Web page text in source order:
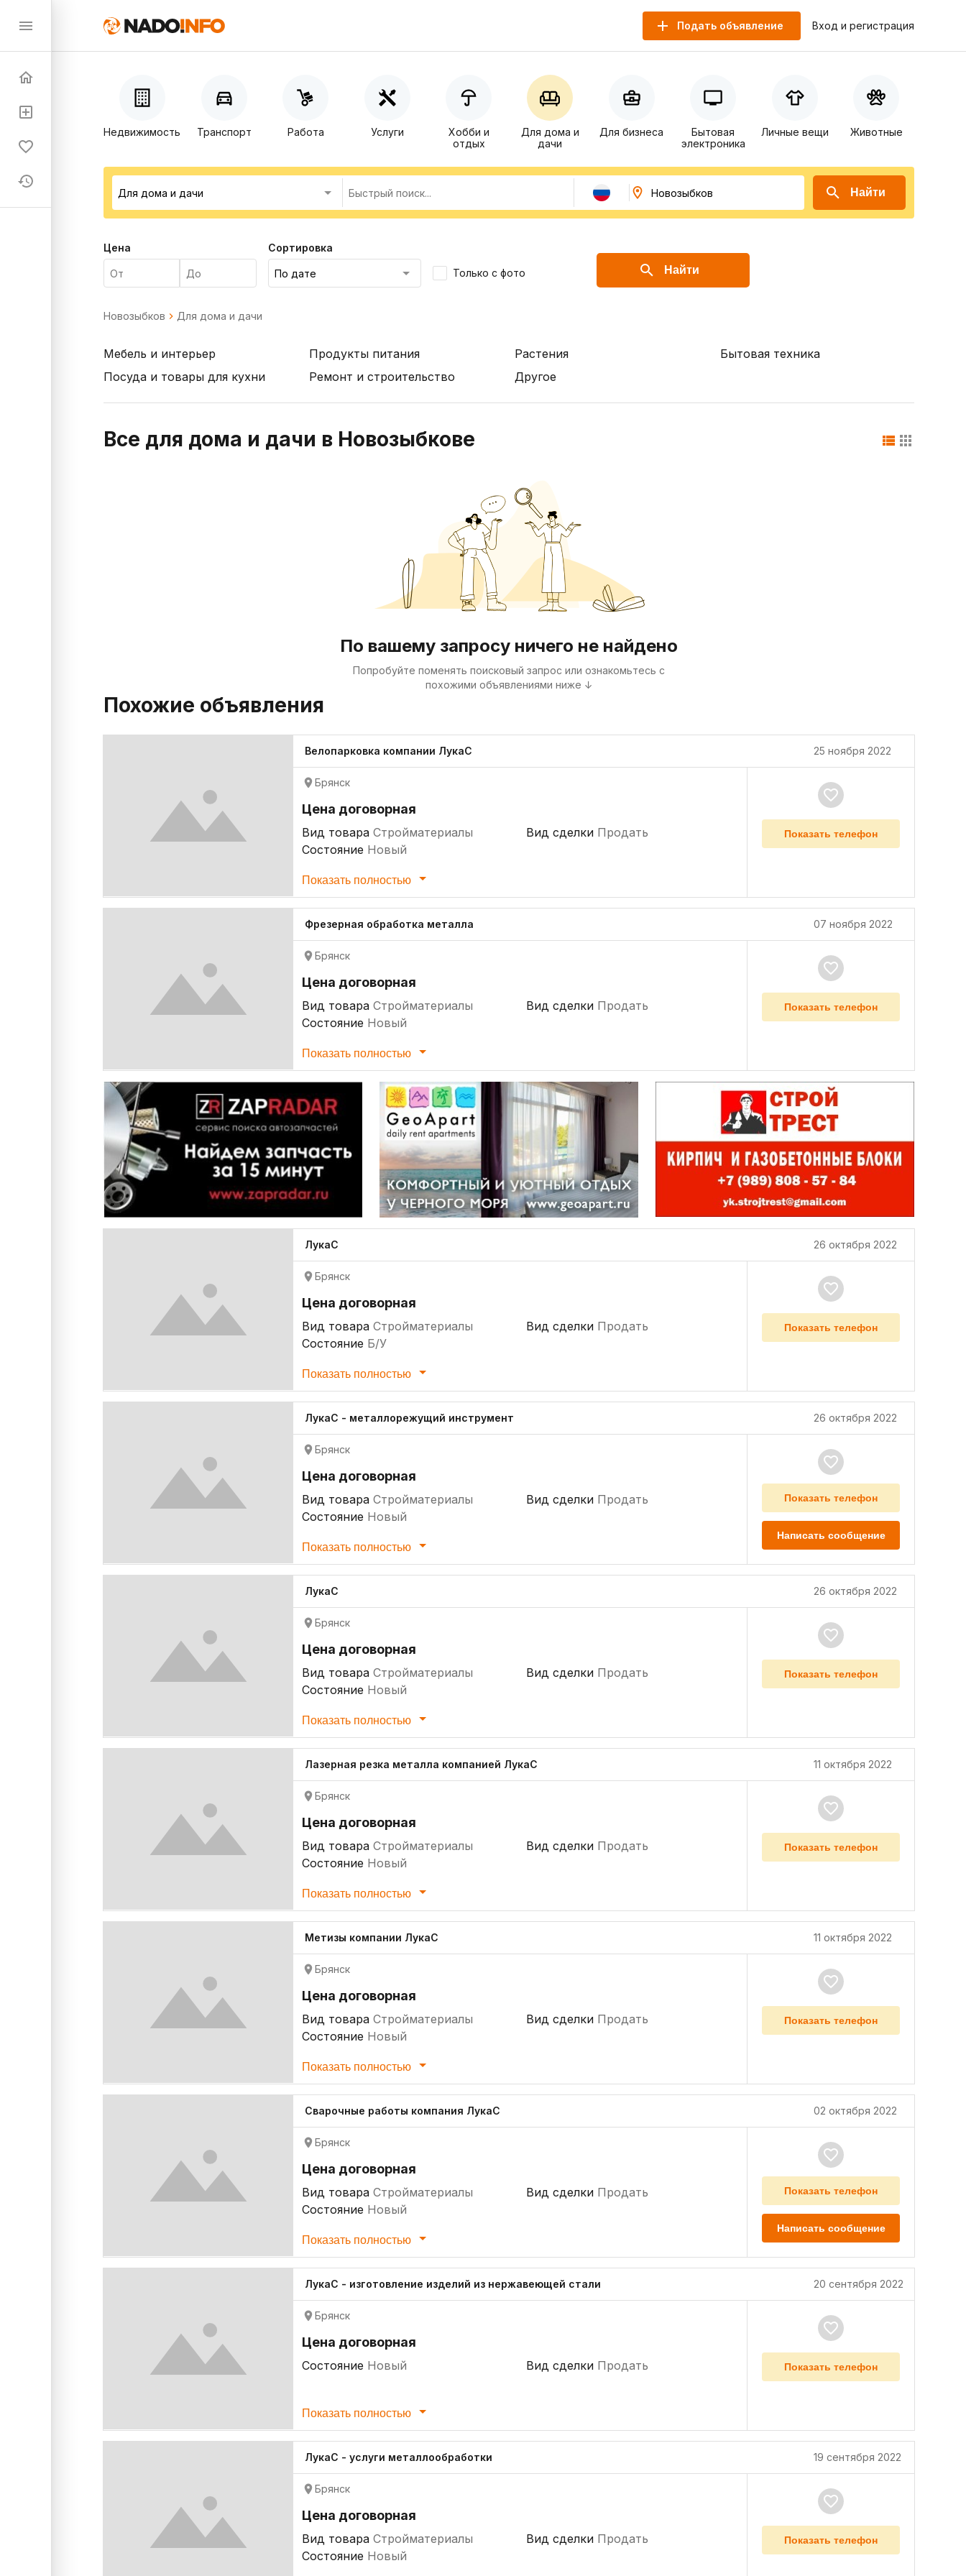
Подать объявление Вход и регистрация
Недвижимость Транспорт Работа Услуги
Хобби и
отдых
Для дома и
дачи
Для бизнеса
Бытовая
электроника
Личные вещи Животные
Найти
Цена Сортировка
Только с фото Найти
Новозыбков Для дома и дачи
Мебель и интерьер
Посуда и товары для кухни
Продукты питания
Ремонт и строительство
Растения
Другое
Бытовая техника
Все для дома и дачи в Новозыбкове
По вашему запросу ничего не найдено
Попробуйте поменять поисковый запрос или ознакомьтесь с
похожими объявлениями ниже ↓
Похожие объявления
Велопарковка компании ЛукаС 25 ноября 2022
Брянск
Цена договорная
Вид товара Стройматериалы
Состояние Новый
Вид сделки Продать
Показать полностью
Показать телефон
Фрезерная обработка металла 07 ноября 2022
Брянск
Цена договорная
Вид товара Стройматериалы
Состояние Новый
Вид сделки Продать
Показать полностью
Показать телефон
ЛукаС 26 октября 2022
Брянск
Цена договорная
Вид товара Стройматериалы
Состояние Б/У
Вид сделки Продать
Показать полностью
Показать телефон
ЛукаС - металлорежущий инструмент 26 октября 2022
Брянск
Цена договорная
Вид товара Стройматериалы
Состояние Новый
Вид сделки Продать
Показать полностью
Показать телефон
Написать сообщение
ЛукаС 26 октября 2022
Брянск
Цена договорная
Вид товара Стройматериалы
Состояние Новый
Вид сделки Продать
Показать полностью
Показать телефон
Лазерная резка металла компанией ЛукаС 11 октября 2022
Брянск
Цена договорная
Вид товара Стройматериалы
Состояние Новый
Вид сделки Продать
Показать полностью
Показать телефон
Метизы компании ЛукаС 11 октября 2022
Брянск
Цена договорная
Вид товара Стройматериалы
Состояние Новый
Вид сделки Продать
Показать полностью
Показать телефон
Сварочные работы компания ЛукаС 02 октября 2022
Брянск
Цена договорная
Вид товара Стройматериалы
Состояние Новый
Вид сделки Продать
Показать полностью
Показать телефон
Написать сообщение
ЛукаС - изготовление изделий из нержавеющей стали 20 сентября 2022
Брянск
Цена договорная
Состояние Новый Вид сделки Продать
Показать полностью
Показать телефон
ЛукаС - услуги металлообработки 19 сентября 2022
Брянск
Цена договорная
Вид товара Стройматериалы
Состояние Новый
Вид сделки Продать Показать телефон